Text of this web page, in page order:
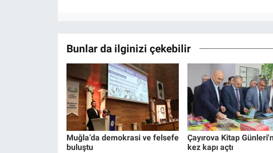
Bunlar da ilginizi çekebilir
Muğla’da demokrasi ve felsefe
buluştu
Çayırova Kitap
kez kapı açtı